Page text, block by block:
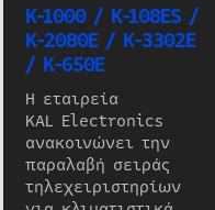
K-1000 / K-108ES /
K-2080E / K-3302E
/ K-650E
Η εταιρεία
KAL Electronics
ανακοινώνει την
παραλαβή σειράς
τηλεχειριστηρίων